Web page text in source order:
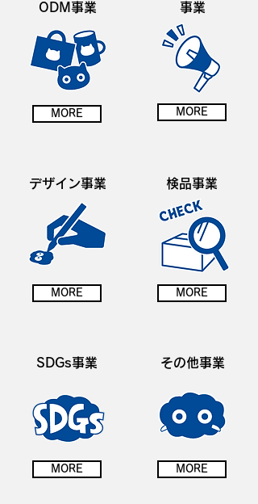
ODM事業
MORE
事業
MORE
デザイン事業
MORE
検品事業
MORE
SDGs事業
MORE
その他事業
MORE